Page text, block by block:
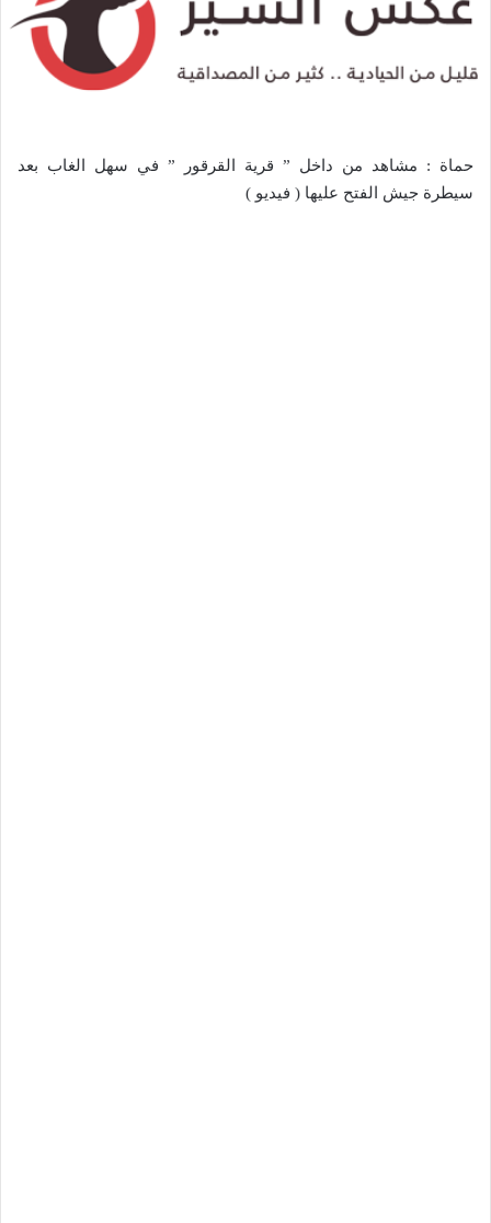
حماة : مشاهد من داخل ” قرية القرقور ” في سهل الغاب بعد
سيطرة جيش الفتح عليها ( فيديو )